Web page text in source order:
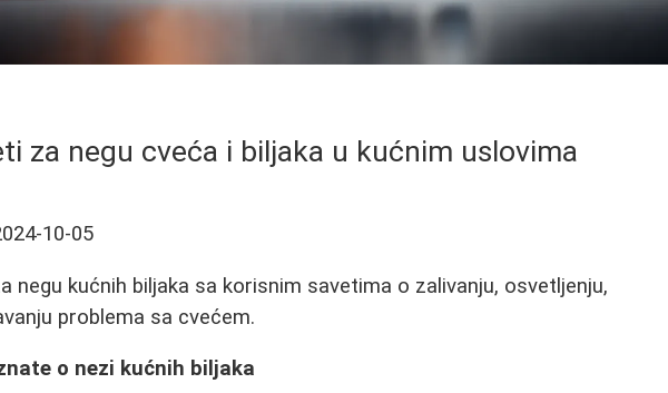
za negu cveća i biljaka u kućnim uslovima
10-05
negu kućnih biljaka sa korisnim savetima o zalivanju, osvetljenju,
problema sa cvećem.
o nezi kućnih biljaka